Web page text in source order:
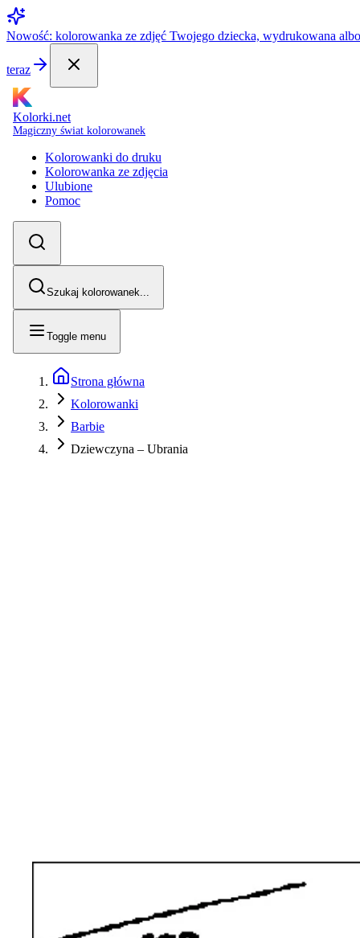
Nowość: kolorowanka ze zdjęć Twojego dziecka, wydrukowana
teraz
Kolorki.net
Magiczny świat kolorowanek
Kolorowanki do druku
Kolorowanka ze zdjęcia
Ulubione
Pomoc
Szukaj kolorowanek...
Toggle menu
Strona główna
Kolorowanki
Barbie
Dziewczyna – Ubrania